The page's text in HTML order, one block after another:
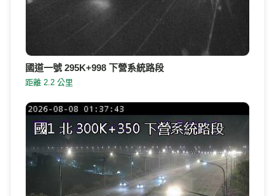
國道一號 295K+998 下營系統路段
距離 2.2 公里